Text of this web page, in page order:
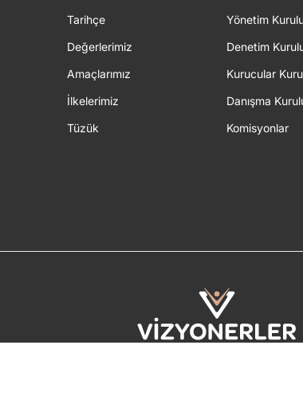
Tarihçe
Değerlerimiz
Amaçlarımız
İlkelerimiz
Tüzük
Yönetim
Denetim
Kurucular
Danışma
Komisyonlar